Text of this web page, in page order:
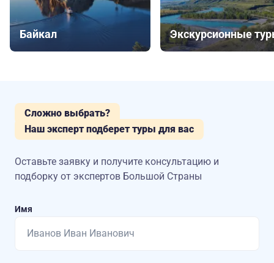
Байкал Экскурсионные
Сложно выбрать?
Наш эксперт подберет туры для вас
Оставьте заявку и получите консультацию и
подборку от экспертов Большой Страны
Имя